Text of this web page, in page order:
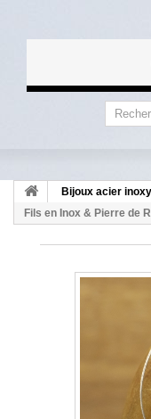
Bijoux acier
Fils en Inox & Pierre de